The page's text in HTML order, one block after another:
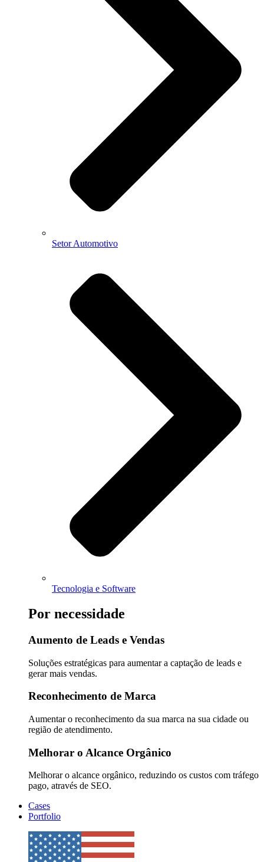
Setor Automotivo
Tecnologia e Software
Por necessidade
Aumento de Leads e Vendas
Soluções estratégicas para aumentar a captação de leads e
gerar mais vendas.
Reconhecimento de Marca
Aumentar o reconhecimento da sua marca na sua cidade ou
região de atendimento.
Melhorar o Alcance Orgânico
Melhorar o alcance orgânico, reduzindo os custos com tráfego
pago, através de SEO.
Cases
Portfolio